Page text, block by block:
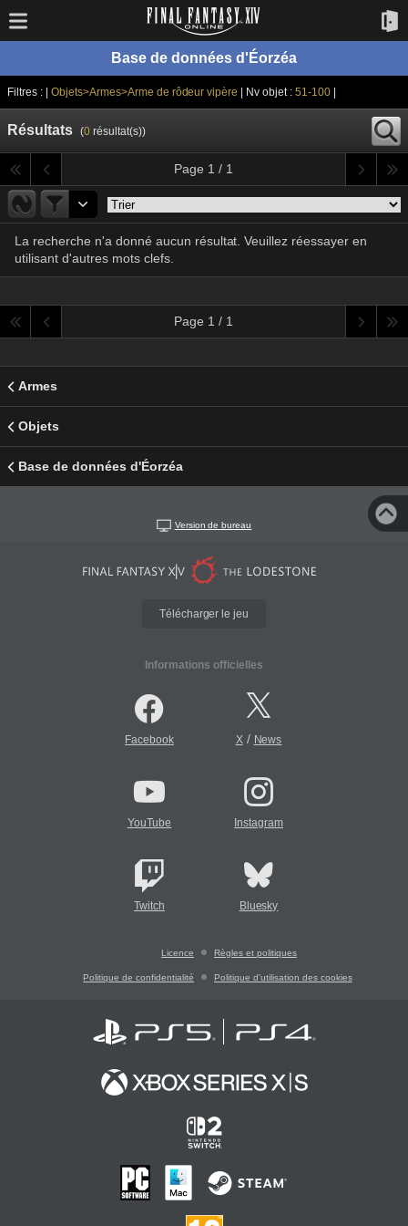
Base de données d'Éorzéa
Filtres : | Objets>Armes>Arme de rôdeur vipère | Nv objet :51-100
Résultats (0résultat(s))
Page 1 / 1
La recherche n'a donné aucun résultat. Veuillez réessayer en
utilisant d'autres mots clefs.
Page 1 / 1
Armes
Objets
Base de données d'Éorzéa
Version de bureau
Télécharger le jeu
Informations officielles
Facebook X/ News
YouTube Instagram
Twitch Bluesky
Licence Règles et politiques
Politique de confidentialité Politique d'utilisation des cookies